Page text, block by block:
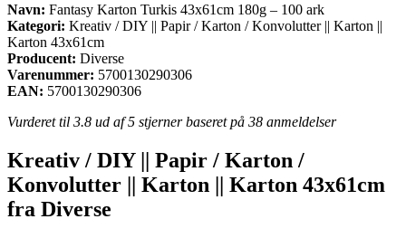
Navn: Fantasy Karton Turkis 43x61cm 180g – 100 ark
Kategori: Kreativ / DIY || Papir / Karton / Konvolutter || Karton ||
Karton 43x61cm
Producent: Diverse
Varenummer: 5700130290306
EAN: 5700130290306
Vurderet til 3.8 ud af 5 stjerner baseret på 38 anmeldelser
Kreativ / DIY || Papir / Karton /
Konvolutter || Karton || Karton 43x61cm
fra Diverse